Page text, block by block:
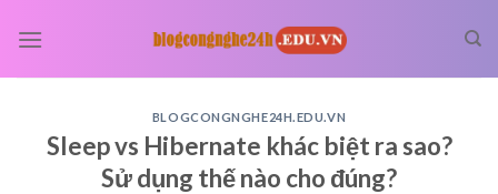
BLOGCONGNGHE24H.EDU.VN
Sleep vs Hibernate khác biệt ra sao?
Sử dụng thế nào cho đúng?